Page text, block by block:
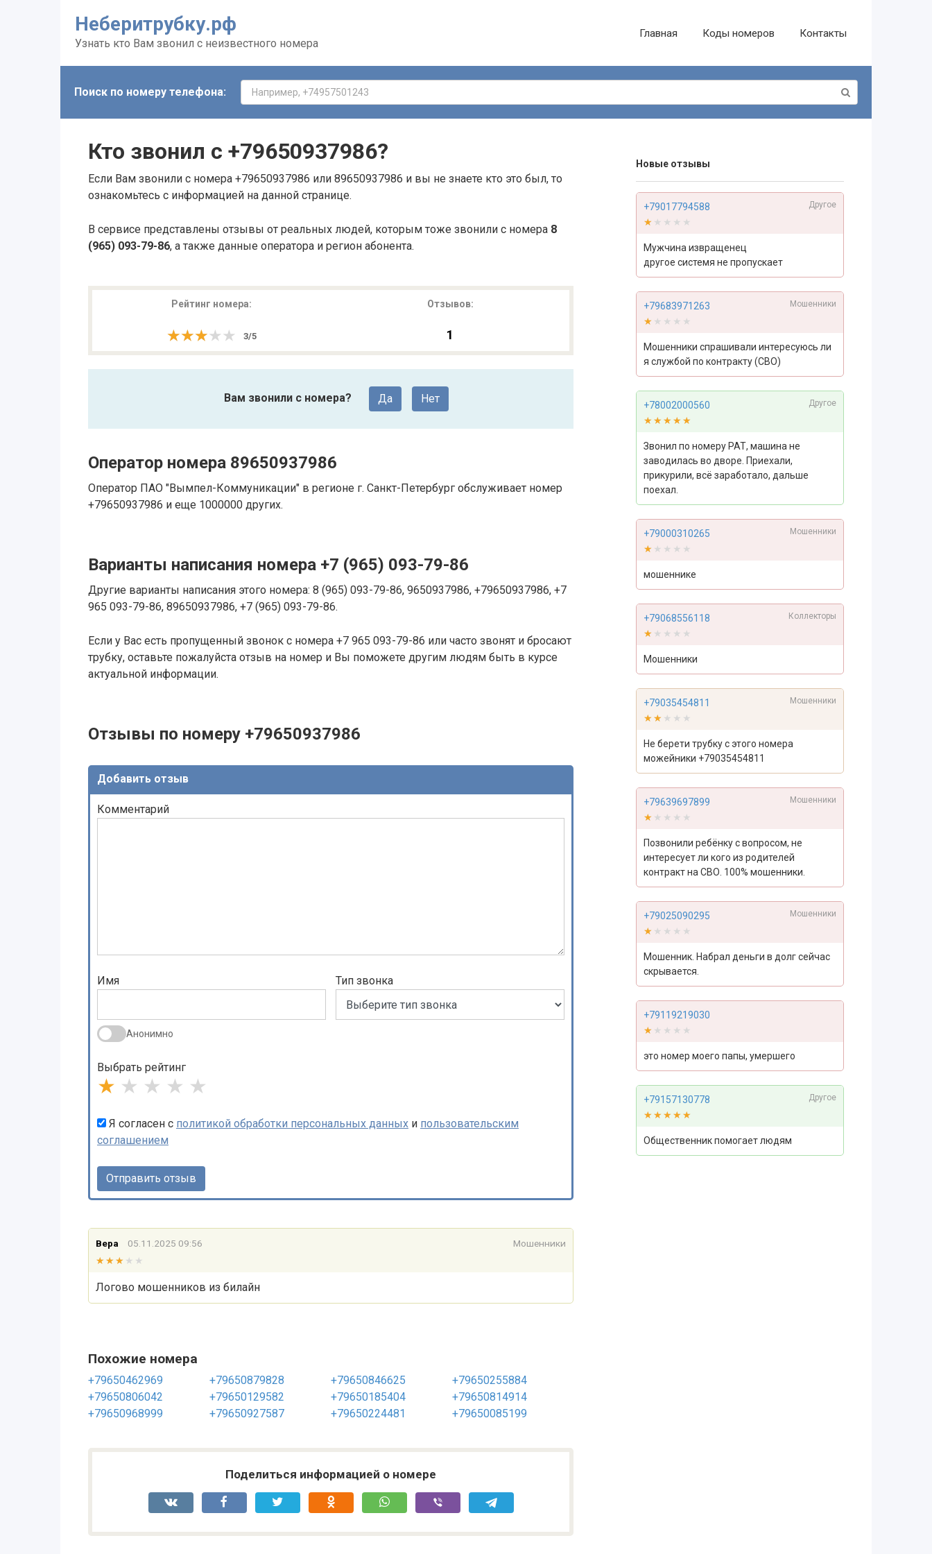
Неберитрубку.рф
Узнать кто Вам звонил с неизвестного номера
Главная Коды номеров Контакты
Поиск по номеру телефона:
Кто звонил с +79650937986?
Если Вам звонили с номера +79650937986 или 89650937986 и вы не знаете кто это был, то
ознакомьтесь с информацией на данной странице.
В сервисе представлены отзывы от реальных людей, которым тоже звонили с номера 8
(965) 093-79-86, а также данные оператора и регион абонента.
Рейтинг номера:
★★★★★
★★★★★ 3/5
Отзывов:
1
Вам звонили с номера? Да Нет
Оператор номера 89650937986
Оператор ПАО "Вымпел-Коммуникации" в регионе г. Санкт-Петербург обслуживает номер
+79650937986 и еще 1000000 других.
Варианты написания номера +7 (965) 093-79-86
Другие варианты написания этого номера: 8 (965) 093-79-86, 9650937986, +79650937986, +7
965 093-79-86, 89650937986, +7 (965) 093-79-86.
Если у Вас есть пропущенный звонок с номера +7 965 093-79-86 или часто звонят и бросают
трубку, оставьте пожалуйста отзыв на номер и Вы поможете другим людям быть в курсе
актуальной информации.
Отзывы по номеру +79650937986
Добавить отзыв
Комментарий
Имя
Анонимно
Тип звонка
Выбрать рейтинг
★ ★ ★ ★ ★
Я согласен с политикой обработки персональных данных и пользовательским
соглашением
Вера 05.11.2025 09:56
Мошенники
★★★★★
★★★★★
Логово мошенников из билайн
Похожие номера
+79650462969 +79650879828 +79650846625
+79650255884
+79650806042
+79650129582 +79650185404
+79650814914
+79650968999
+79650927587 +79650224481 +79650085199
Поделиться информацией о номере
Новые отзывы
+79017794588 Другое
★★★★★
★★★★★
Мужчина извращенец
другое системя не пропускает
+79683971263 Мошенники
★★★★★
★★★★★
Мошенники спрашивали интересуюсь ли
я службой по контракту (СВО)
+78002000560 Другое
★★★★★
★★★★★
Звонил по номеру РАТ, машина не
заводилась во дворе. Приехали,
прикурили, всё заработало, дальше
поехал.
+79000310265 Мошенники
★★★★★
★★★★★
мошеннике
+79068556118 Коллекторы
★★★★★
★★★★★
Мошенники
+79035454811 Мошенники
★★★★★
★★★★★
Не берети трубку с этого номера
можейники +79035454811
+79639697899 Мошенники
★★★★★
★★★★★
Позвонили ребёнку с вопросом, не
интересует ли кого из родителей
контракт на СВО. 100% мошенники.
+79025090295 Мошенники
★★★★★
★★★★★
Мошенник. Набрал деньги в долг сейчас
скрывается.
+79119219030
★★★★★
★★★★★
это номер моего папы, умершего
+79157130778 Другое
★★★★★
★★★★★
Общественник помогает людям